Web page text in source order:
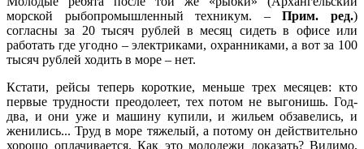
морской рыбопромышленный техникум. –Прим. ред.)
согласны за 20 тысяч рублей в месяц сидеть в офисе или
работать где угодно – электриками, охранниками, а вот за 100
тысяч рублей ходить в море – нет.
Кстати, рейсы теперь короткие, меньше трех месяцев: кто
первые трудности преодолеет, тех потом не выгонишь. Год-
два, и они уже и машину купили, и жильем обзавелись, и
женились... Труд в море тяжелый, а потому он действительно
хорошо оплачивается. Как это молодежи доказать? Видимо,